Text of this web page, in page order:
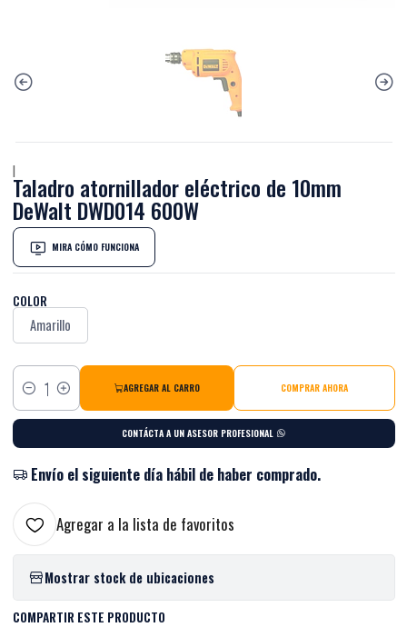
|
Taladro atornillador eléctrico de 10mm
DeWalt DWD014 600W
MIRA CÓMO FUNCIONA
COLOR
Amarillo
Cantidad
AGREGAR AL CARRO COMPRAR AHORA
CONTÁCTA A UN ASESOR PROFESIONAL
Envío el siguiente día hábil de haber comprado.
Agregar a la lista de favoritos
Mostrar stock de ubicaciones
COMPARTIR ESTE PRODUCTO